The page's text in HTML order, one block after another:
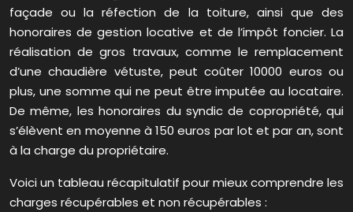
façade ou la réfection de la toiture, ainsi que des
honoraires de gestion locative et de l’impôt foncier. La
réalisation de gros travaux, comme le remplacement
d’une chaudière vétuste, peut coûter 10000 euros ou
plus, une somme qui ne peut être imputée au locataire.
De même, les honoraires du syndic de copropriété, qui
s’élèvent en moyenne à 150 euros par lot et par an, sont
à la charge du propriétaire.
Voici un tableau récapitulatif pour mieux comprendre les
charges récupérables et non récupérables :